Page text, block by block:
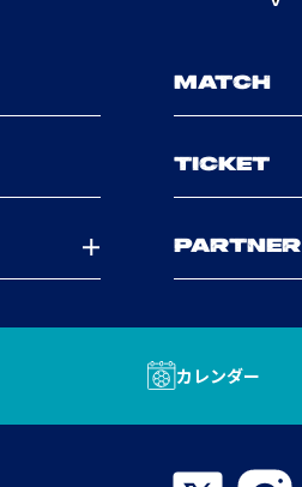
MATCH
TICKET
PARTNER
カレンダー